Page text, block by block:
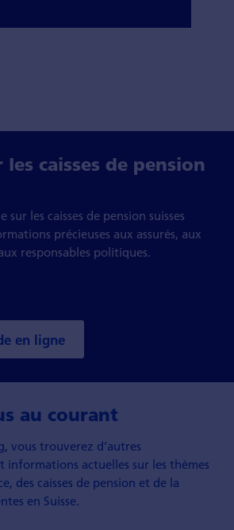
les caisses de pension
sur les caisses de pension suisses
précieuses aux assurés, aux
responsables politiques.
en ligne
au courant
vous trouverez d’autres
informations actuelles sur les thèmes
des caisses de pension et de la
en Suisse.